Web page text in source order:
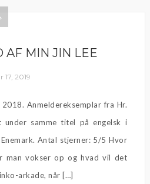
AF MIN JIN LEE
17, 2019
Anmeldereksemplar fra Hr.
under samme titel på engelsk i
Antal stjerner: 5/5 Hvor
man vokser op og hvad vil det
arkade, når […]